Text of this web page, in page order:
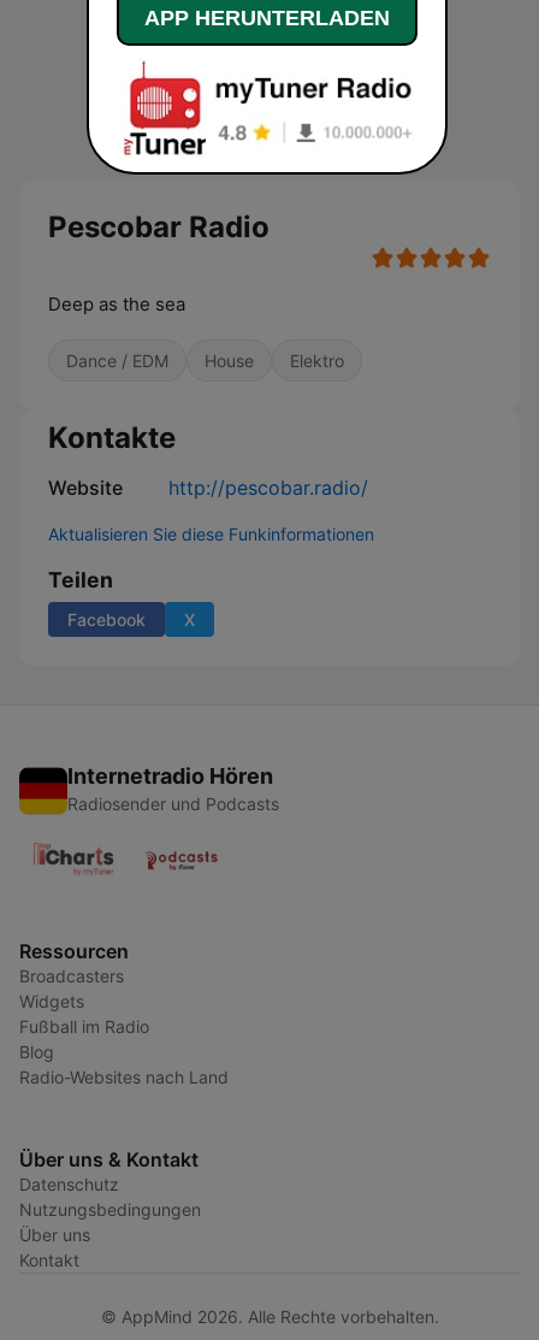
Pescobar Radio
Deep as the sea
Dance / EDM House Elektro
Kontakte
Website http://pescobar.radio/
Aktualisieren Sie diese Funkinformationen
Teilen
Facebook X
Internetradio Hören
Radiosender und Podcasts
Ressourcen
Broadcasters
Widgets
Fußball im Radio
Blog
Radio-Websites nach Land
Über uns & Kontakt
Datenschutz
Nutzungsbedingungen
Über uns
Kontakt
© AppMind 2026. Alle Rechte vorbehalten.
APP HERUNTERLADEN